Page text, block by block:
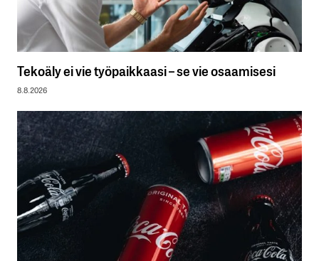
Tekoäly ei vie työpaikkaasi – se vie osaamisesi
8.8.2026